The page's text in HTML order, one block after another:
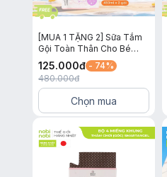
[MUA 1 TẶNG 2] Sữa Tắm
Gội Toàn Thân Cho Bé
Awapiyo SmartAngel Dịu
Nhẹ Lành Tính Hương Hoa
450ml x 2 gói
125.000đ - 74%
480.000đ
Chọn mua